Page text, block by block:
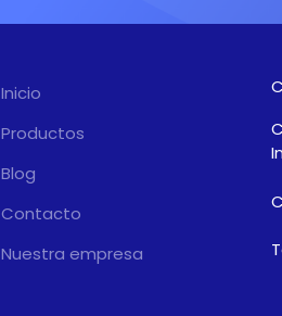
Inicio
Productos
Blog
Contacto
Nuestra empresa